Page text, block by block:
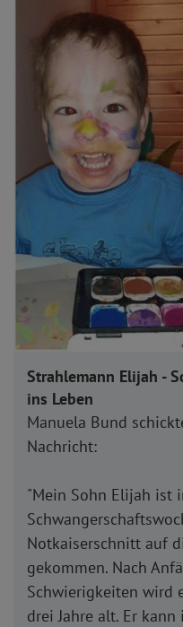
Strahlemann Elijah -
ins Leben
Manuela Bund
Nachricht:
"Mein Sohn Elijah ist
Notkaiserschnitt auf
gekommen. Nach
Schwierigkeiten wird
drei Jahre alt. Er